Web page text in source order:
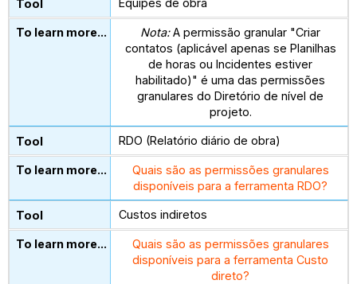
Equipes de obra
Nota:A permissão granular "Criar
contatos (aplicável apenas se Planilhas
de horas ou Incidentes estiver
habilitado)" é uma das permissões
granulares do Diretório de nível de
projeto.
RDO (Relatório diário de obra)
Quais são as permissões granulares
disponíveis para a ferramenta RDO?
Custos indiretos
Quais são as permissões granulares
disponíveis para a ferramenta Custo
direto?